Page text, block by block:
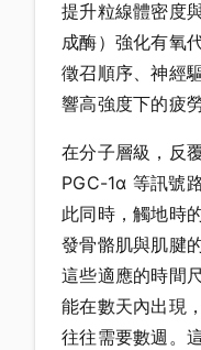
提升粒線體密度
成酶）強化有氧
徵召順序、神經
響高強度下的疲
在分子層級，反
PGC-1α 等訊號
此同時，觸地時
發骨骼肌與肌腱
這些適應的時間
能在數天內出現
往往需要數週。